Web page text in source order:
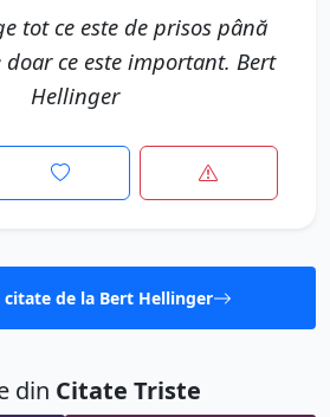
tot ce este de prisos până
ce este important. Bert
Hellinger
de la Bert Hellinger
din Citate Triste